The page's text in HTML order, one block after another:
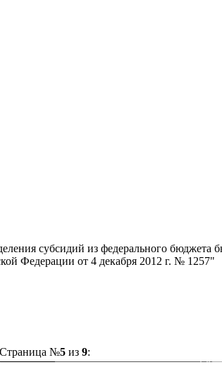
субсидий из федерального бюджета
Федерации от 4 декабря 2012 г. № 1257"
Страница №5из 9: